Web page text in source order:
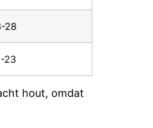
28
23
hout, omdat